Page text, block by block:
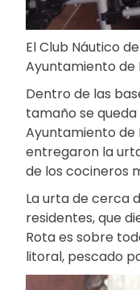
El Club Náutico
Ayuntamiento de
Dentro de las
tamaño se
Ayuntamiento de
entregaron la
de los cocineros
La urta de cerca
residentes, que
Rota es sobre
litoral, pescado